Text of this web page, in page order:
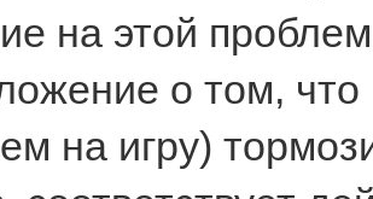
на этой
о том,
на игру)